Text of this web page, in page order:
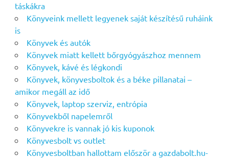
táskákra
Könyveink mellett legyenek saját készítésű ruháink
is
Könyvek és autók
Könyvek miatt kellett bőrgyógyászhoz mennem
Könyvek, kávé és légkondi
Könyvek, könyvesboltok és a béke pillanatai –
amikor megáll az idő
Könyvek, laptop szerviz, entrópia
Könyvekből napelemről
Könyvekre is vannak jó kis kuponok
Könyvesbolt vs outlet
Könyvesboltban hallottam először a gazdabolt.hu-